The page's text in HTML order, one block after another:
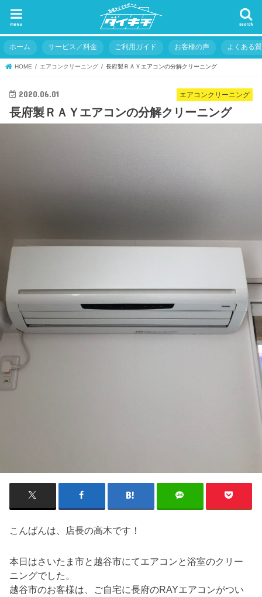
search
menu
ホーム サービス／料金 ご利用ガイド お客様の声 よくある
HOME エアコンクリーニング 長府製ＲＡＹエアコンの分解クリーニング
エアコンクリーニング
2020.06.01
長府製ＲＡＹエアコンの分解クリーニング
こんばんは、店長の高木です！
本日はさいたま市と越谷市にてエアコンと浴室のクリー
ニングでした。
越谷市のお客様は、ご自宅に長府のRAYエアコンがつい